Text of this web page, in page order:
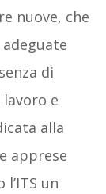
nuove, che
di
e
alla
apprese
un